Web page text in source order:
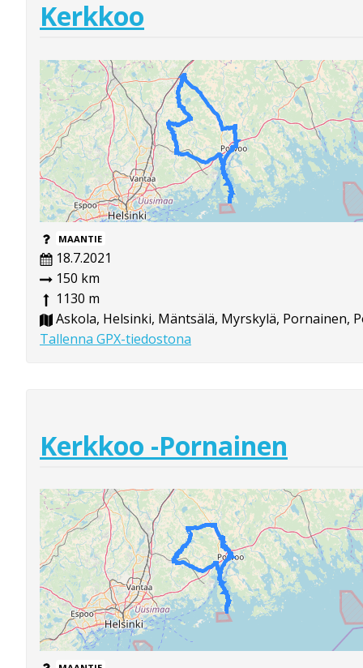
Kerkkoo
MAANTIE
18.7.2021
150 km
1130 m
Askola, Helsinki, Mäntsälä, Myrskylä, Pornainen,
Tallenna GPX-tiedostona
Kerkkoo -Pornainen